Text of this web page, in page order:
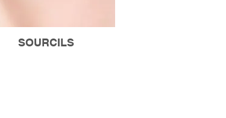
SOURCILS